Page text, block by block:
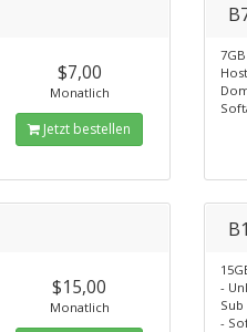
$7,00
Monatlich
Jetzt bestellen
$15,00
Monatlich
-
-